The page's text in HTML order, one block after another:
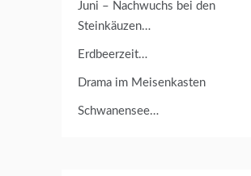
Juni – Nachwuchs bei den
Steinkäuzen…
Erdbeerzeit…
Drama im Meisenkasten
Schwanensee…